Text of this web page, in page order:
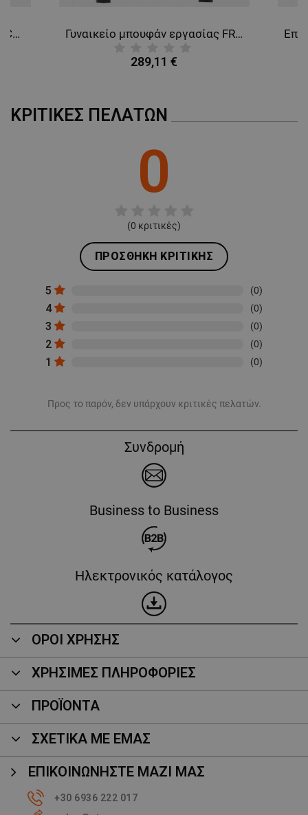
Γυναικείο μπουφάν FRISTADS COPPER PILE FLEECE WHITE Γυναικείο μπουφάν εργασίας FRISTADS STRETCH WINTER BLACK
289,11 €
ΚΡΙΤΙΚΈΣ ΠΕΛΑΤΏΝ
0
(0 κριτικές)
ΠΡΟΣΘΉΚΗ ΚΡΙΤΙΚΉΣ
5 (0)
4 (0)
3 (0)
2 (0)
1 (0)
Προς το παρόν, δεν υπάρχουν κριτικές πελατών.
Συνδρομή
Business to Business
Ηλεκτρονικός κατάλογος
ΟΡΟΙ ΧΡΗΣΗΣ
ΧΡΗΣΙΜΕΣ ΠΛΗΡΟΦΟΡΙΕΣ
ΠΡΟΪΌΝΤΑ
ΣΧΕΤΙΚΑ ΜΕ ΕΜΑΣ
ΕΠΙΚΟΙΝΩΝΉΣΤΕ ΜΑΖΊ ΜΑΣ
+30 6936 222 017
ΜΗ ΤΑΞΙΝΟΜΗΜΈΝΑ